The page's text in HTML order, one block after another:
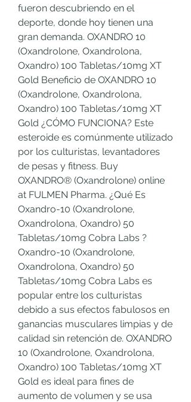
fueron descubriendo en el
deporte, donde hoy tienen una
gran demanda. OXANDRO 10
(Oxandrolone, Oxandrolona,
Oxandro) 100 Tabletas/10mg XT
Gold Beneficio de OXANDRO 10
(Oxandrolone, Oxandrolona,
Oxandro) 100 Tabletas/10mg XT
Gold ¿CÓMO FUNCIONA? Este
esteroide es comúnmente utilizado
por los culturistas, levantadores
de pesas y fitness. Buy
OXANDRO® (Oxandrolone) online
at FULMEN Pharma. ¿Qué Es
Oxandro-10 (Oxandrolone,
Oxandrolona, Oxandro) 50
Tabletas/10mg Cobra Labs ?
Oxandro-10 (Oxandrolone,
Oxandrolona, Oxandro) 50
Tabletas/10mg Cobra Labs es
popular entre los culturistas
debido a sus efectos fabulosos en
ganancias musculares limpias y de
calidad sin retención de. OXANDRO
10 (Oxandrolone, Oxandrolona,
Oxandro) 100 Tabletas/10mg XT
Gold es ideal para fines de
aumento de volumen y se usa